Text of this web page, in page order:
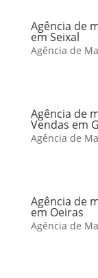
Agência de
em Seixal
Agência de
Agência de
Vendas em
Agência de
Agência de
em Oeiras
Agência de